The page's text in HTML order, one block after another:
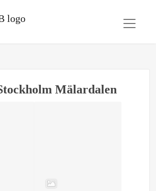
Mälardalen